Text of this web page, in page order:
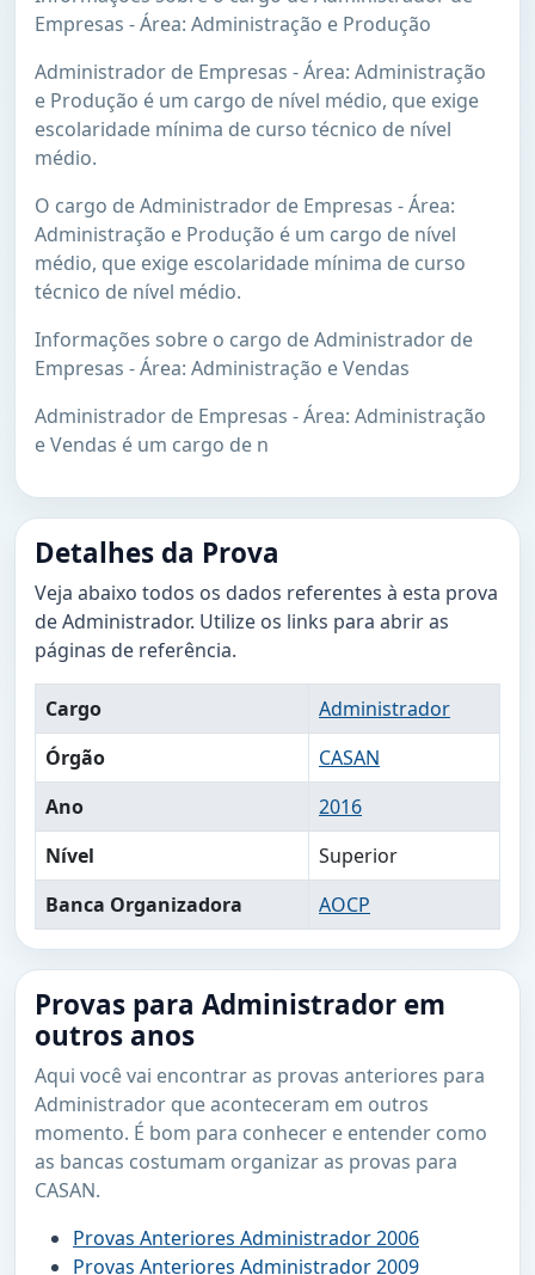
Empresas - Área: Administração e Produção
Administrador de Empresas - Área: Administração
e Produção é um cargo de nível médio, que exige
escolaridade mínima de curso técnico de nível
médio.
O cargo de Administrador de Empresas - Área:
Administração e Produção é um cargo de nível
médio, que exige escolaridade mínima de curso
técnico de nível médio.
Informações sobre o cargo de Administrador de
Empresas - Área: Administração e Vendas
Administrador de Empresas - Área: Administração
e Vendas é um cargo de n
Detalhes da Prova
Veja abaixo todos os dados referentes à esta prova
de Administrador. Utilize os links para abrir as
páginas de referência.
Cargo
Administrador
Órgão
CASAN
Ano
2016
Nível
Superior
Banca Organizadora
AOCP
Provas para Administrador em
outros anos
Aqui você vai encontrar as provas anteriores para
Administrador que aconteceram em outros
momento. É bom para conhecer e entender como
as bancas costumam organizar as provas para
CASAN.
Provas Anteriores Administrador 2006
Provas Anteriores Administrador 2009